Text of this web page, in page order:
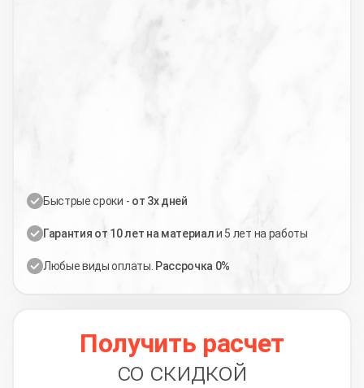
Быстрые сроки - от 3х дней
Гарантия от 10 лет на материали 5 лет на работы
Любые виды оплаты. Рассрочка 0%
Получить расчет
со скидкой